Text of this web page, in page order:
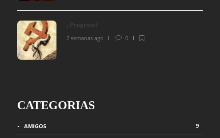
¿Progreso?
2 semanas ago
0
CATEGORIAS
AMIGOS 9